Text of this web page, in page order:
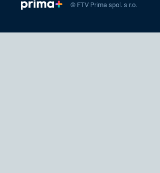
© FTV Prima spol. s r.o.